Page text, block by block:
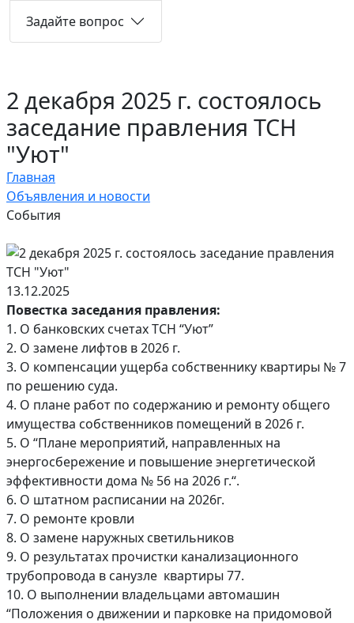
Задайте вопрос
2 декабря 2025 г. состоялось
заседание правления ТСН
"Уют"
Главная
Объявления и новости
События
13.12.2025
Повестка заседания правления:
1. О банковских счетах ТСН “Уют”
2. О замене лифтов в 2026 г.
3. О компенсации ущерба собственнику квартиры № 7
по решению суда.
4. О плане работ по содержанию и ремонту общего
имущества собственников помещений в 2026 г.
5. О “Плане мероприятий, направленных на
энергосбережение и повышение энергетической
эффективности дома № 56 на 2026 г.“.
6. О штатном расписании на 2026г.
7. О ремонте кровли
8. О замене наружных светильников
9. О результатах прочистки канализационного
трубопровода в санузле квартиры 77.
10. О выполнении владельцами автомашин
“Положения о движении и парковке на придомовой